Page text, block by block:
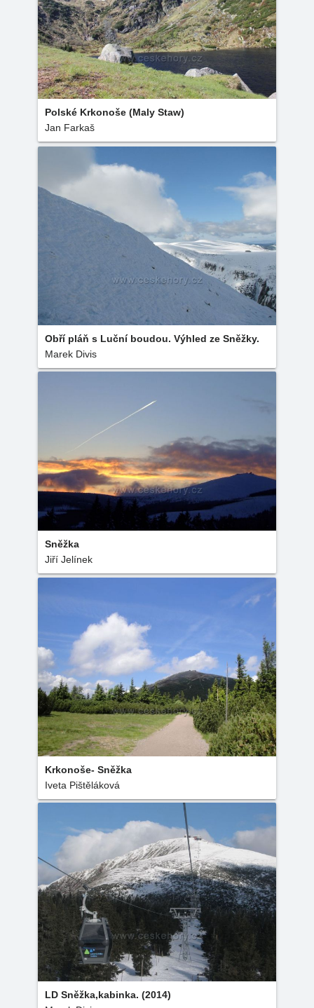
Polské Krkonoše (Maly Staw)
Jan Farkaš
Obří pláň s Luční boudou. Výhled ze Sněžky.
Marek Divis
Sněžka
Jiří Jelínek
Krkonoše- Sněžka
Iveta Pištěláková
LD Sněžka,kabinka. (2014)